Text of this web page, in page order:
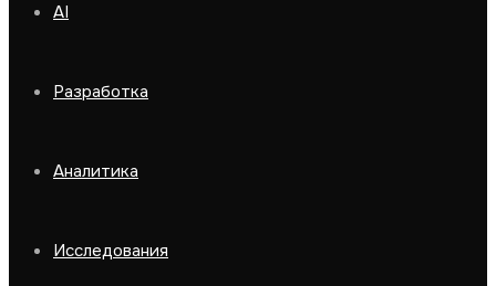
AI
Разработка
Аналитика
Исследования